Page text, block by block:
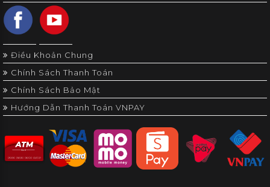
Điều Khoản Chung
Chính Sách Thanh Toán
Chính Sách Bảo Mật
Hướng Dẫn Thanh Toán VNPAY